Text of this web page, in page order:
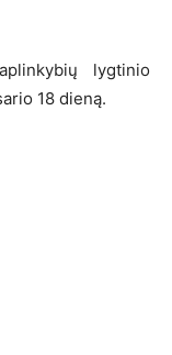
lygtinio
18 dieną.